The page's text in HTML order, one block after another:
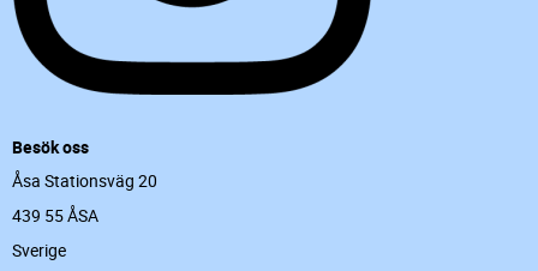
Besök oss
Åsa Stationsväg 20
439 55 ÅSA
Sverige